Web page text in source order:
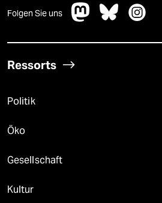
Folgen Sie uns
Ressorts
Politik
Öko
Gesellschaft
Kultur